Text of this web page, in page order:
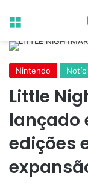
Menu
Nintendo
Little
lançado
edições